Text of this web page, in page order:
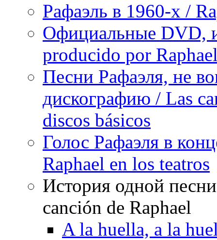
Рафаэль в 1960-х /
Официальные DVD,
producido por
Песни Рафаэля, не
дискографию / Las
discos básicos
Голос Рафаэля в
Raphael en los teatros
История одной
canción de Raphael
A la huella, a la